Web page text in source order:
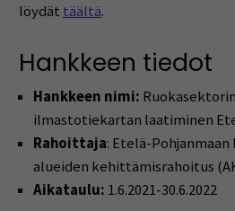
löydät täältä.
Hankkeen tiedot
Hankkeen nimi:
ilmastotiekartan laatiminen
Rahoittaja: Etelä-
alueiden kehittämisrahoitus
Aikataulu: 1.6.2021-30.6.2022